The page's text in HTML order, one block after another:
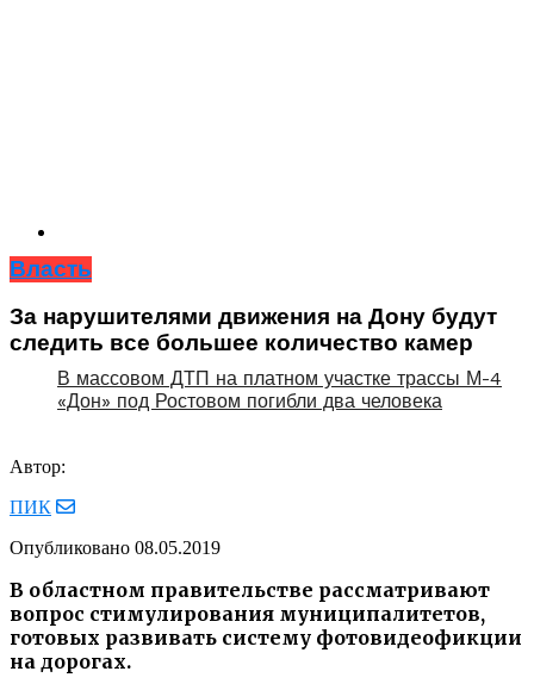
В массовом ДТП на платном участке трассы М-4
«Дон» под Ростовом погибли два человека
Власть
За нарушителями движения на Дону будут
следить все большее количество камер
Автор:
ПИК
Опубликовано 08.05.2019
В областном правительстве рассматривают
вопрос стимулирования муниципалитетов,
готовых развивать систему фотовидеофикции
на дорогах.